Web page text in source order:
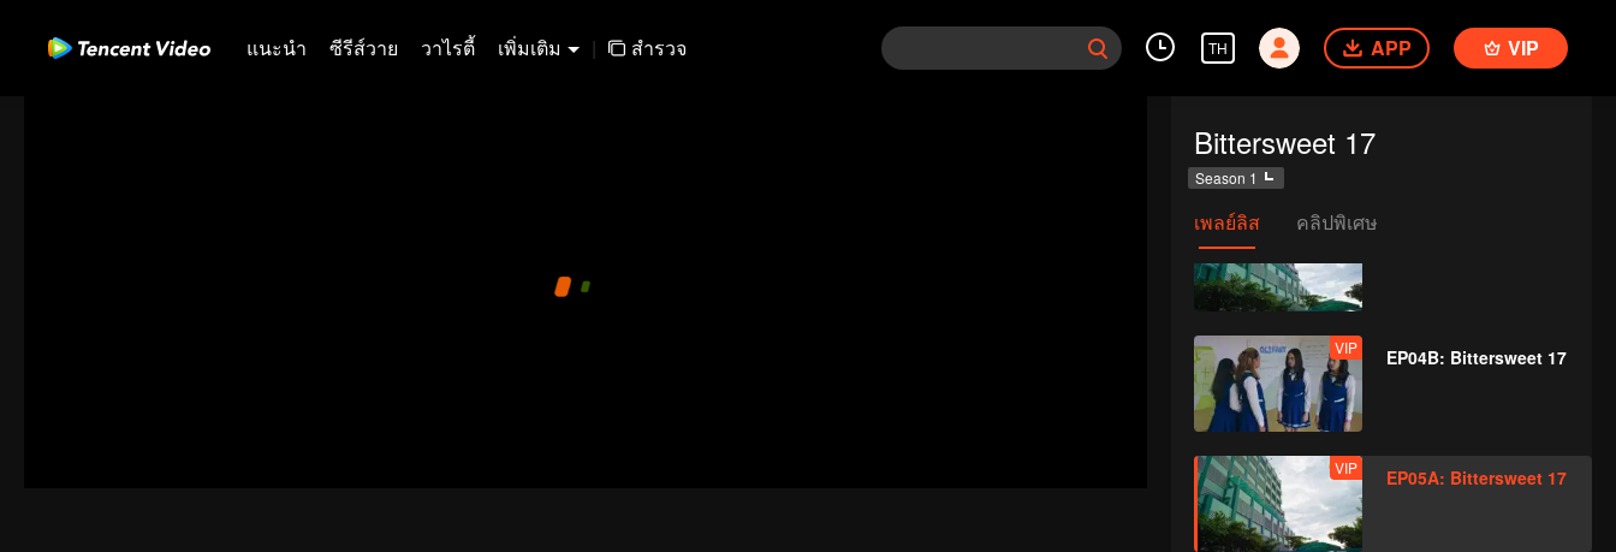
แนะนำ ซีรีส์วาย วาไรตี้ เพิ่มเติม | สำรวจ TH APP VIP
Bittersweet 17
Season 1
เพลย์ลิส คลิปพิเศษ
VIP
VIP EP04B: Bittersweet 17
VIP EP05A: Bittersweet 17